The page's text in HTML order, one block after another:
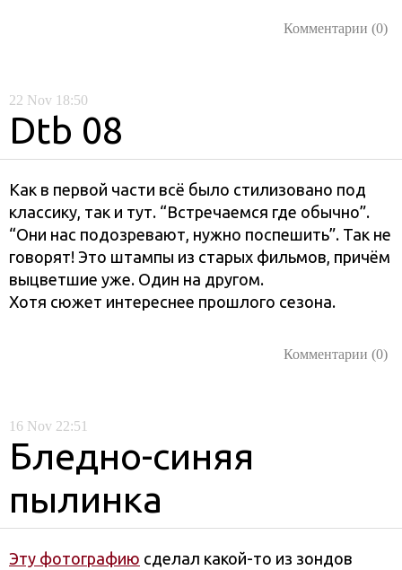
Комментарии (0)
22 Nov 18:50
Dtb 08
Как в первой части всё было стилизовано под
классику, так и тут. “Встречаемся где обычно”.
“Они нас подозревают, нужно поспешить”. Так не
говорят! Это штампы из старых фильмов, причём
выцветшие уже. Один на другом.
Хотя сюжет интереснее прошлого сезона.
Комментарии (0)
16 Nov 22:51
Бледно-синяя
пылинка
Эту фотографию сделал какой-то из зондов